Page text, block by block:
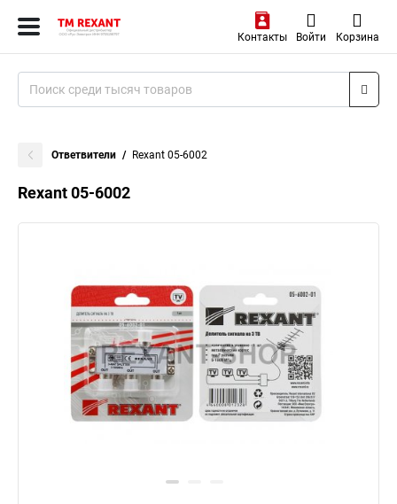
Контакты Войти Корзина
Ответвители Rexant 05-6002
Rexant 05-6002